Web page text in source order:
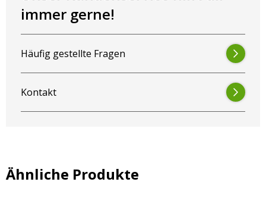
immer gerne!
Häufig gestellte Fragen
Kontakt
Ähnliche Produkte